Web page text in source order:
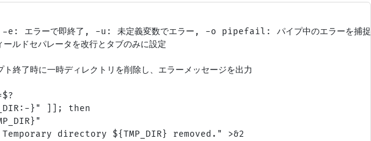
ラーで即終了, -u: 未定義変数でエラー, -o pipefail: パイプ中のエラーを捕捉
セパレータを改行とタブのみに設定
了時に一時ディレクトリを削除し、エラーメッセージを出力
}" ]]; then
directory ${TMP_DIR} removed." >&2